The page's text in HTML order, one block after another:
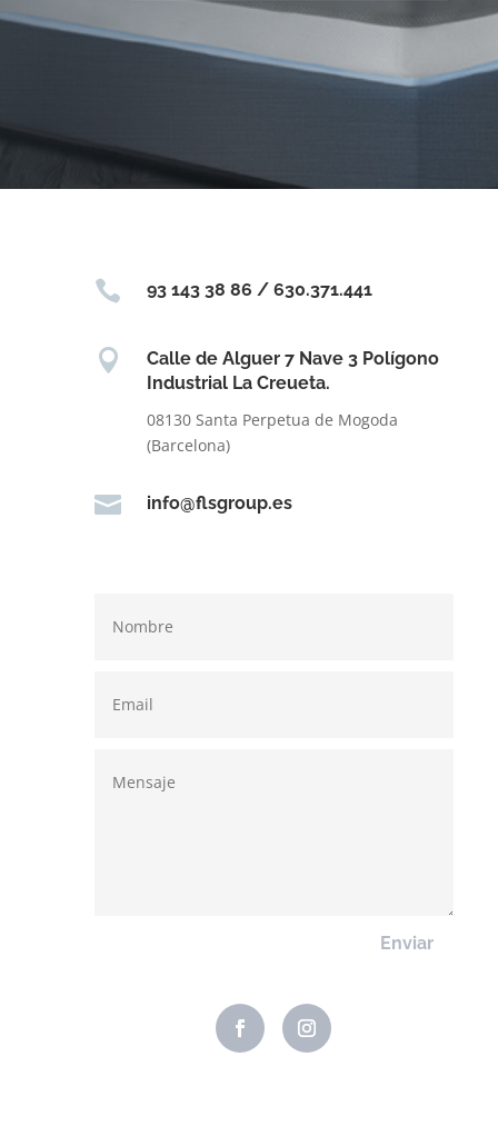
 93 143 38 86 / 630.371.441

Calle de Alguer 7 Nave 3 Polígono
Industrial La Creueta.
08130 Santa Perpetua de Mogoda
(Barcelona)
 info@flsgroup.es
Enviar